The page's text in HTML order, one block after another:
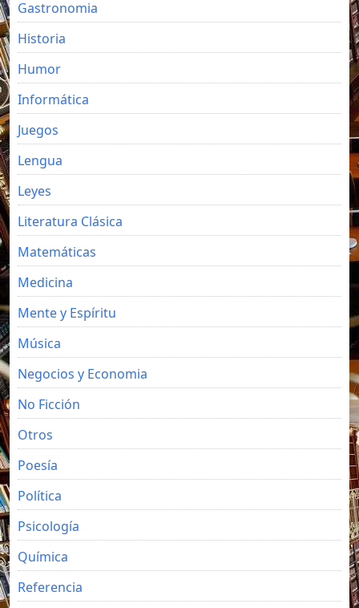
Gastronomia
Historia
Humor
Informática
Juegos
Lengua
Leyes
Literatura Clásica
Matemáticas
Medicina
Mente y Espíritu
Música
Negocios y Economia
No Ficción
Otros
Poesía
Política
Psicología
Química
Referencia